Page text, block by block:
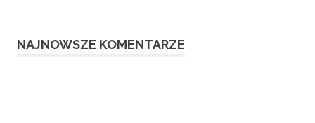
NAJNOWSZE KOMENTARZE